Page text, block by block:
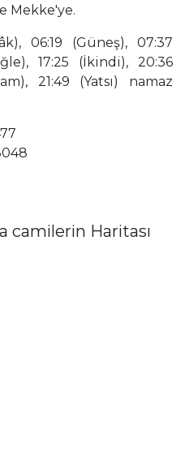
Mekke'ye.
06:19 (Güneş), 07:37
17:25 (İkindi), 20:36
21:49 (Yatsı) namaz
camilerin Haritası